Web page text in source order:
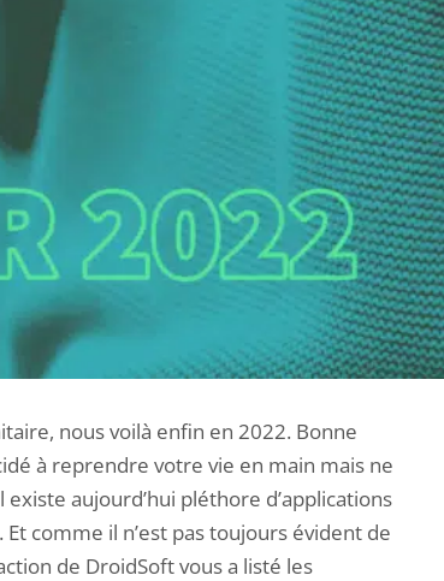
nous voilà enfin en 2022. Bonne
à reprendre votre vie en main mais ne
aujourd’hui pléthore d’applications
comme il n’est pas toujours évident de
de DroidSoft vous a listé les